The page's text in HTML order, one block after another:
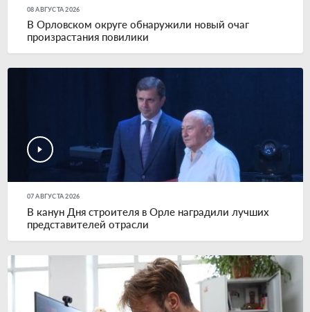
08 АВГУСТА 2026
В Орловском округе обнаружили новый очаг
произрастания повилики
07 АВГУСТА 2026
В канун Дня строителя в Орле наградили лучших
представителей отрасли